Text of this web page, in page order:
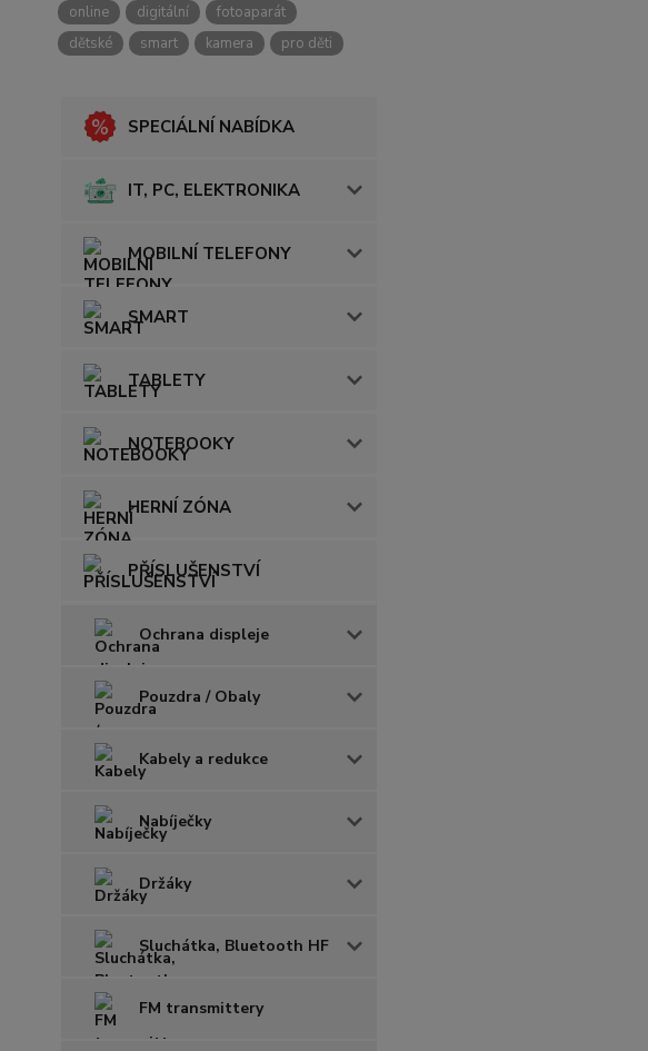
online
digitální
fotoaparát
dětské
smart kamera pro děti
SPECIÁLNÍ NABÍDKA
IT, PC, ELEKTRONIKA
MOBILNÍ TELEFONY
SMART
TABLETY
NOTEBOOKY
HERNÍ ZÓNA
PŘÍSLUŠENSTVÍ
Ochrana displeje
Pouzdra / Obaly
Kabely a redukce
Nabíječky
Držáky
Sluchátka, Bluetooth HF
FM transmittery